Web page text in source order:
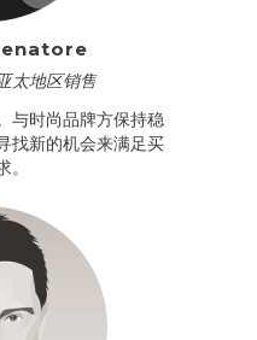
太地区销售
与时尚品牌方保持稳
找新的机会来满足买